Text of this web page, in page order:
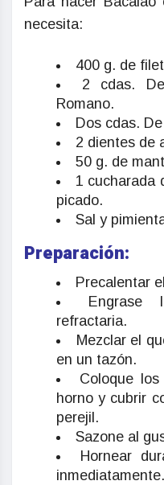
necesita:
400 g. de
2 cdas.
Romano.
Dos cdas.
2 dientes de
50 g. de
1 cucharada
picado.
Sal y
Preparación:
Precalentar
Engrase
refractaria.
Mezclar el
en un tazón.
Coloque
horno y cubrir
perejil.
Sazone al
Hornear
inmediatamente.